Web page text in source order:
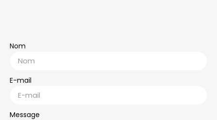
Nom
E-mail
Message